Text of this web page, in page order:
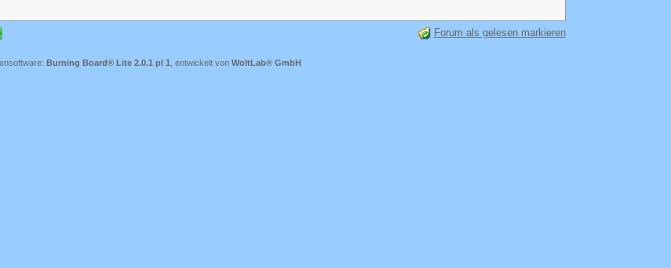
Forum als gelesen markieren
Burning Board® Lite 2.0.1 pl 1 , entwickelt von WoltLab® GmbH